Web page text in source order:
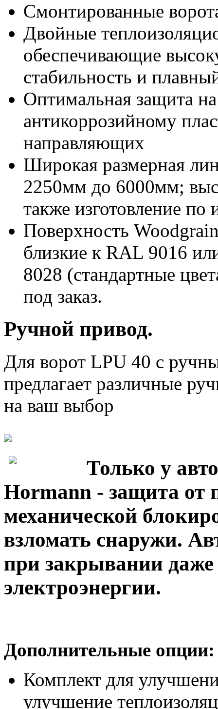
Смонтированные
Двойные
обеспечивающие
стабильность и
Оптимальная защита
антикоррозийному
направляющих
Широкая размерная
2250мм до 6000мм;
также изготовление
Поверхность
близкие к RAL 9016
8028 (стандартные
под заказ.
Ручной привод.
Для ворот LPU 40 с
предлагает различные
на ваш выбор
Только у
Hormann - защита от
механической
взломать снаружи.
при закрывании даже
электроэнергии.
Дополнительные опции:
Комплект для
улучшение